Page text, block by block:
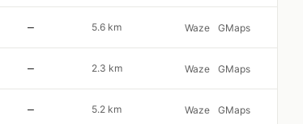
— 5.6 km Waze GMaps
— 2.3 km Waze GMaps
— 5.2 km Waze GMaps